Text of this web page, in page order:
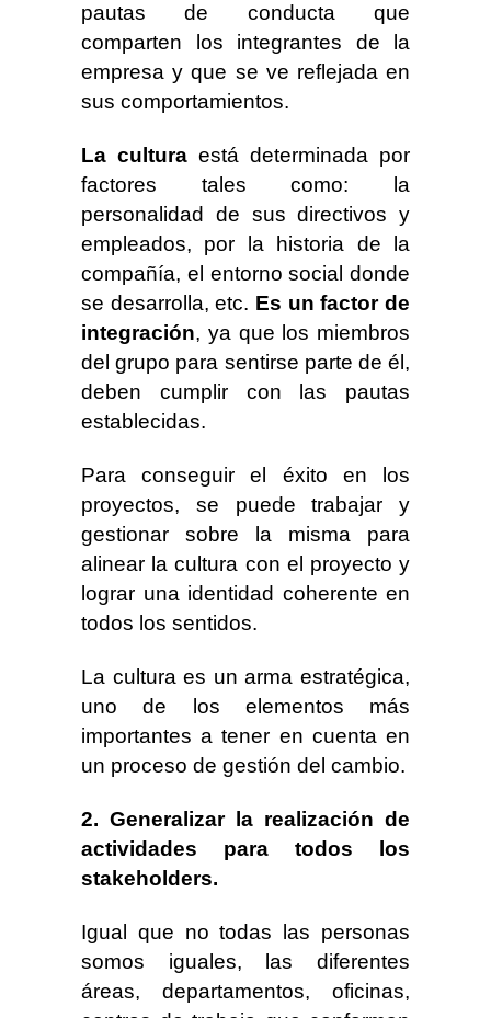
pautas de conducta que
comparten los integrantes de la
empresa y que se ve reflejada en
sus comportamientos.
La cultura está determinada por
factores tales como: la
personalidad de sus directivos y
empleados, por la historia de la
compañía, el entorno social donde
se desarrolla, etc. Es un factor de
integración, ya que los miembros
del grupo para sentirse parte de él,
deben cumplir con las pautas
establecidas.
Para conseguir el éxito en los
proyectos, se puede trabajar y
gestionar sobre la misma para
alinear la cultura con el proyecto y
lograr una identidad coherente en
todos los sentidos.
La cultura es un arma estratégica,
uno de los elementos más
importantes a tener en cuenta en
un proceso de gestión del cambio.
2. Generalizar la realización de
actividades para todos los
stakeholders.
Igual que no todas las personas
somos iguales, las diferentes
áreas, departamentos, oficinas,